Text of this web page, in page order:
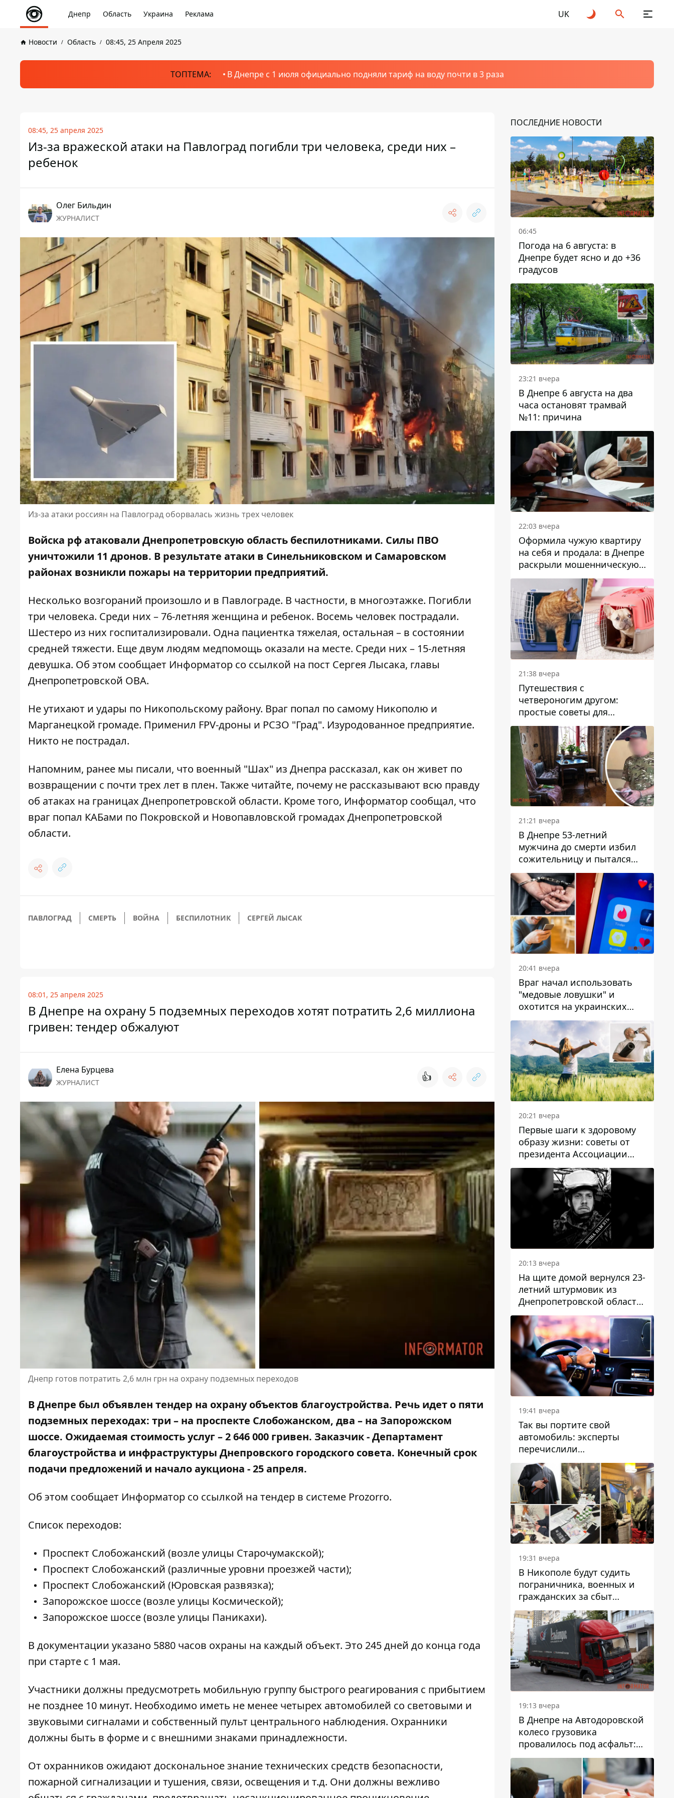
Днепр Область Украина Реклама UK
Новости Область 08:45, 25 Апреля 2025
ТОПТЕМА: В Днепре с 1 июля официально подняли тариф на воду почти в 3 раза
08:45, 25 апреля 2025
Из-за вражеской атаки на Павлоград погибли три человека, среди них –
ребенок
Олег Бильдин
ЖУРНАЛИСТ
Из-за атаки россиян на Павлоград оборвалась жизнь трех человек
Войска рф атаковали Днепропетровскую область беспилотниками. Силы ПВО
уничтожили 11 дронов. В результате атаки в Синельниковском и Самаровском
районах возникли пожары на территории предприятий.
Несколько возгораний произошло и в Павлограде. В частности, в многоэтажке. Погибли
три человека. Среди них – 76-летняя женщина и ребенок. Восемь человек пострадали.
Шестеро из них госпитализировали. Одна пациентка тяжелая, остальная – в состоянии
средней тяжести. Еще двум людям медпомощь оказали на месте. Среди них – 15-летняя
девушка. Об этом сообщает Информатор со ссылкой на пост Сергея Лысака, главы
Днепропетровской ОВА.
Не утихают и удары по Никопольскому району. Враг попал по самому Никополю и
Марганецкой громаде. Применил FPV-дроны и РСЗО "Град". Изуродованное предприятие.
Никто не пострадал.
Напомним, ранее мы писали, что военный "Шах" из Днепра рассказал, как он живет по
возвращении с почти трех лет в плен. Также читайте, почему не рассказывают всю правду
об атаках на границах Днепропетровской области. Кроме того, Информатор сообщал, что
враг попал КАБами по Покровской и Новопавловской громадах Днепропетровской
области.
ПАВЛОГРАД СМЕРТЬ ВОЙНА БЕСПИЛОТНИК СЕРГЕЙ ЛЫСАК
08:01, 25 апреля 2025
В Днепре на охрану 5 подземных переходов хотят потратить 2,6 миллиона
гривен: тендер обжалуют
Елена Бурцева
ЖУРНАЛИСТ 👍
Днепр готов потратить 2,6 млн грн на охрану подземных переходов
В Днепре был объявлен тендер на охрану объектов благоустройства. Речь идет о пяти
подземных переходах: три – на проспекте Слобожанском, два – на Запорожском
шоссе. Ожидаемая стоимость услуг – 2 646 000 гривен. Заказчик - Департамент
благоустройства и инфраструктуры Днепровского городского совета. Конечный срок
подачи предложений и начало аукциона - 25 апреля.
Об этом сообщает Информатор со ссылкой на тендер в системе Prozorro.
Список переходов:
Проспект Слобожанский (возле улицы Старочумакской);
Проспект Слобожанский (различные уровни проезжей части);
Проспект Слобожанский (Юровская развязка);
Запорожское шоссе (возле улицы Космической);
Запорожское шоссе (возле улицы Паникахи).
В документации указано 5880 часов охраны на каждый объект. Это 245 дней до конца года
при старте с 1 мая.
Участники должны предусмотреть мобильную группу быстрого реагирования с прибытием
не позднее 10 минут. Необходимо иметь не менее четырех автомобилей со световыми и
звуковыми сигналами и собственный пульт центрального наблюдения. Охранники
должны быть в форме и с внешними знаками принадлежности.
От охранников ожидают доскональное знание технических средств безопасности,
пожарной сигнализации и тушения, связи, освещения и т.д. Они должны вежливо
ПОСЛЕДНИЕ НОВОСТИ
06:45
Погода на 6 августа: в
Днепре будет ясно и до +36
градусов
23:21 вчера
В Днепре 6 августа на два
часа остановят трамвай
№11: причина
22:03 вчера
Оформила чужую квартиру
на себя и продала: в Днепре
раскрыли мошенническую
схему с недвижимостью
21:38 вчера
Путешествия с
четвероногим другом:
простые советы для
поездок с животными
21:21 вчера
В Днепре 53-летний
мужчина до смерти избил
сожительницу и пытался
скрыть преступление:
детали
20:41 вчера
Враг начал использовать
"медовые ловушки" и
охотится на украинских
военнослужащих
20:21 вчера
Первые шаги к здоровому
образу жизни: советы от
президента Ассоциации
диетологов Украины
20:13 вчера
На щите домой вернулся 23-
летний штурмовик из
Днепропетровской области
Богдан Бескровный
19:41 вчера
Так вы портите свой
автомобиль: эксперты
перечислили
распространенные
привычки водителей,
которые на самом деле
вредят машине
19:31 вчера
В Никополе будут судить
пограничника, военных и
гражданских за сбыт
психотропов
19:13 вчера
В Днепре на Автодоровской
колесо грузовика
провалилось под асфальт:
движение заблокировано